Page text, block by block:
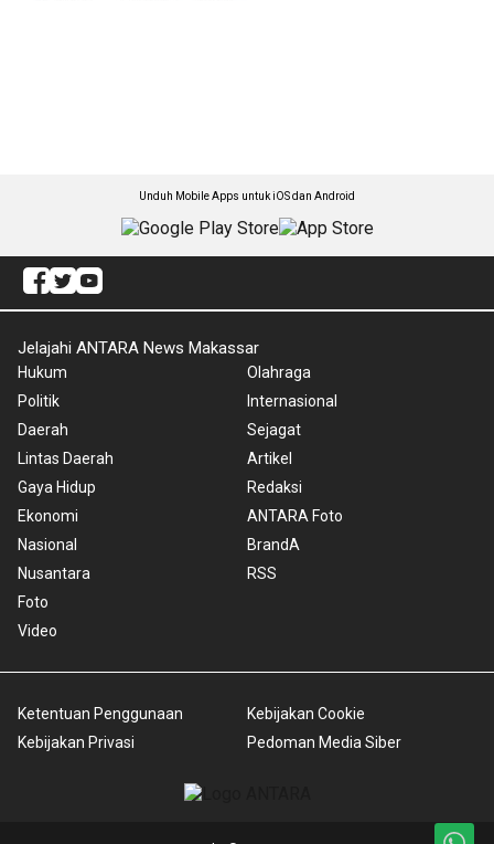
Unduh Mobile Apps untuk iOS dan Android
Jelajahi ANTARA News Makassar
Hukum
Politik
Daerah
Lintas Daerah
Gaya Hidup
Ekonomi
Nasional
Nusantara
Foto
Video
Olahraga
Internasional
Sejagat
Artikel
Redaksi
ANTARA Foto
BrandA
RSS
Ketentuan Penggunaan
Kebijakan Privasi
Kebijakan Cookie
Pedoman Media Siber